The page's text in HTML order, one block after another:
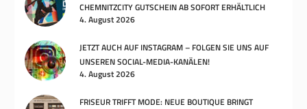
CHEMNITZCITY GUTSCHEIN AB SOFORT ERHÄLTLICH
4. August 2026
JETZT AUCH AUF INSTAGRAM – FOLGEN SIE UNS AUF
UNSEREN SOCIAL-MEDIA-KANÄLEN!
4. August 2026
FRISEUR TRIFFT MODE: NEUE BOUTIQUE BRINGT